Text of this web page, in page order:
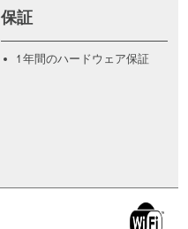
保証
1 年間のハードウェア保証